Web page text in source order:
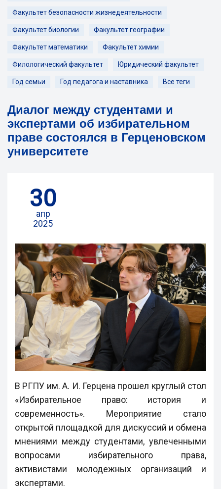
Факультет безопасности жизнедеятельности
Факультет биологии Факультет географии
Факультет математики Факультет химии
Филологический факультет Юридический факультет
Год семьи Год педагога и наставника Все теги
Диалог между студентами и
экспертами об избирательном
праве состоялся в Герценовском
университете
30
апр
2025
В РГПУ им. А. И. Герцена прошел круглый стол
«Избирательное право: история и
современность». Мероприятие стало
открытой площадкой для дискуссий и обмена
мнениями между студентами, увлеченными
вопросами избирательного права,
активистами молодежных организаций и
экспертами.